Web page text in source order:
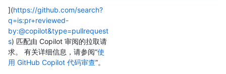
](https://github.com/search?
q=is:pr+reviewed-
by:@copilot&type=pullrequest
s) 匹配由 Copilot 审阅的拉取请
求。 有关详细信息，请参阅“使
用 GitHub Copilot 代码审查”。